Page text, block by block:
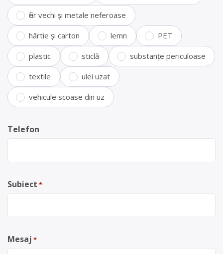
fier vechi și metale neferoase
hârtie și carton lemn PET
plastic sticlă substanțe periculoase
textile ulei uzat
vehicule scoase din uz
Telefon
Subiect *
Mesaj *